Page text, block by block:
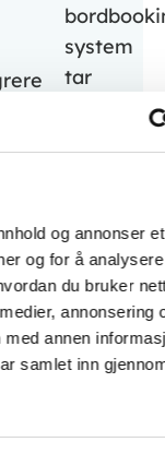
og annonser
og for å
du bruker
annonsering
annen
samlet inn
system
tar
nye
høyder,
samtidig
som
du
og